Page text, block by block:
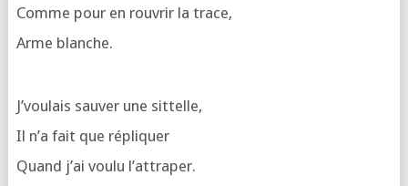
Comme pour en rou­vrir la trace,
Arme blanche.
J’vou­lais sau­ver une sittelle,
Il n’a fait que répliquer
Quand j’ai vou­lu l’attraper.